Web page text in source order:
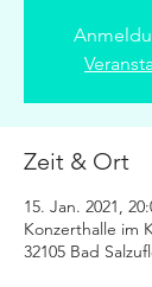
Zeit & Ort
15. Jan. 2021,
Konzerthalle im
32105 Bad